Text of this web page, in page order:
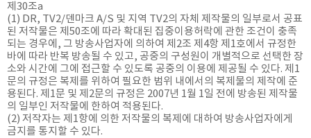
제30조a
(1) DR, TV2/덴마크 A/S 및 지역 TV2의 자체 제작물의 일부로서 공표
된 저작물은 제50조에 따라 확대된 집중이용허락에 관한 조건이 충족
되는 경우에, 그 방송사업자에 의하여 제2조 제4항 제1호에서 규정한
바에 따라 반복 방송될 수 있고, 공중의 구성원이 개별적으로 선택한 장
소와 시간에 그에 접근할 수 있도록 공중의 이용에 제공될 수 있다. 제1
문의 규정은 복제를 위하여 필요한 범위 내에서의 복제물의 제작에 준
용된다. 제1문 및 제2문의 규정은 2007년 1월 1일 전에 방송된 제작물
의 일부인 저작물에 한하여 적용된다.
(2) 저작자는 제1항에 의한 저작물의 복제에 대하여 방송사업자에게
금지를 통지할 수 있다.